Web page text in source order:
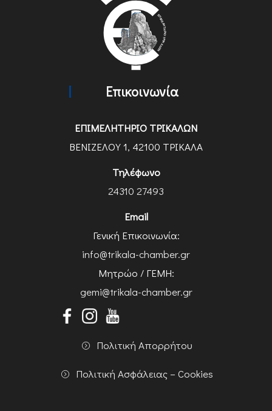
Επικοινωνία
ΕΠΙΜΕΛΗΤΗΡΙΟ ΤΡΙΚΑΛΩΝ
ΒΕΝΙΖΕΛΟΥ 1, 42100 ΤΡΙΚΑΛΑ
Τηλέφωνο
24310 27493
Email
Γενική Επικοινωνία:
info@trikala-chamber.gr
Μητρώο / ΓΕΜΗ:
gemi@trikala-chamber.gr
Πολιτική Απορρήτου
Πολιτική Ασφάλειας – Cookies